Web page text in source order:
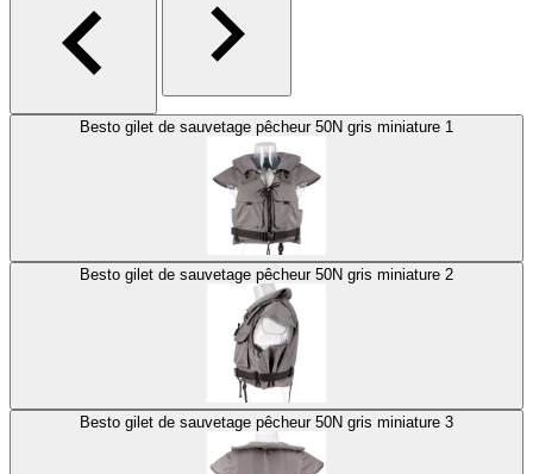
Besto gilet de sauvetage pêcheur 50N gris miniature 1
Besto gilet de sauvetage pêcheur 50N gris miniature 2
Besto gilet de sauvetage pêcheur 50N gris miniature 3